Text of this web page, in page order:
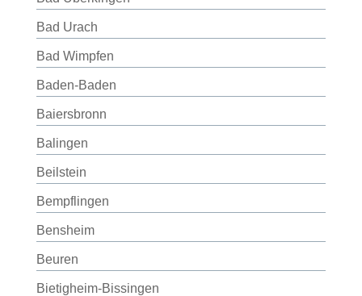
Bad Urach
Bad Wimpfen
Baden-Baden
Baiersbronn
Balingen
Beilstein
Bempflingen
Bensheim
Beuren
Bietigheim-Bissingen